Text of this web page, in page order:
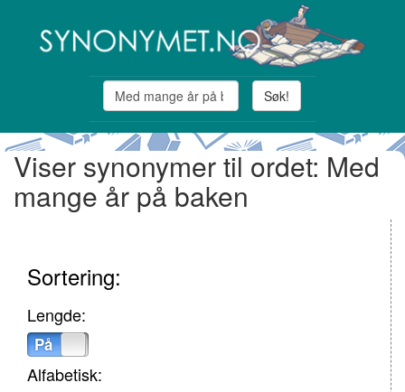
Søk!
Viser synonymer til ordet: Med
mange år på baken
Sortering:
Lengde:
På
Alfabetisk: